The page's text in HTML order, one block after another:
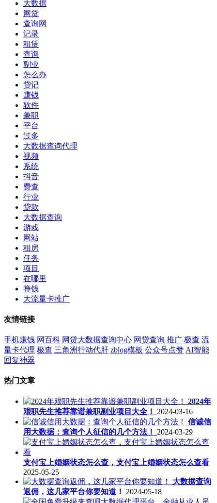
大数据
网贷
查询网
记录
租赁
查询
副业
怎么办
贷记
赚钱
软件
兼职
平台
过多
大数据查询代理
视频
系统
抖音
费查
行业
贷款
大数据查询
游戏
网站
租房
任务
项目
在哪里
挣钱
大流量卡推广
友情链接
手机赚钱 网百科 网贷大数据查询中心 网贷查询 推广 极查 流
量卡代理 极查 三角洲行动代肝 zblog模板 公众号点赞 AI智能
回复神器
热门文章
2024年
艰职先生推荐靠谱兼职副业项目大全！
2024-03-16
信诚信
用大数据：查询个人征信的几个方法！
2024-03-29
支付宝上婚姻状态怎么查，支付宝上婚姻状态怎么查看
2025-05-25
大数据查询
返佣，这几家平台你要知道！
2024-05-18